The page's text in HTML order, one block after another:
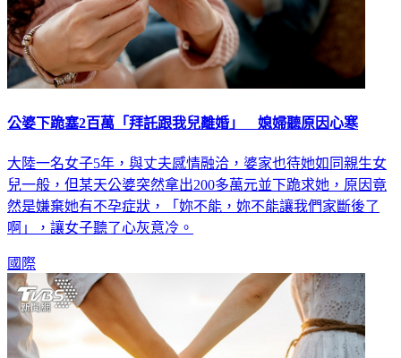
公婆下跪塞2百萬「拜託跟我兒離婚」 媳婦聽原因心寒
大陸一名女子5年，與丈夫感情融洽，婆家也待她如同親生女
兒一般，但某天公婆突然拿出200多萬元並下跪求她，原因竟
然是嫌棄她有不孕症狀，「妳不能，妳不能讓我們家斷後了
啊」，讓女子聽了心灰意冷。
國際